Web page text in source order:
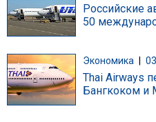
Российские
50
Экономика
Thai Airways
Бангкоком и